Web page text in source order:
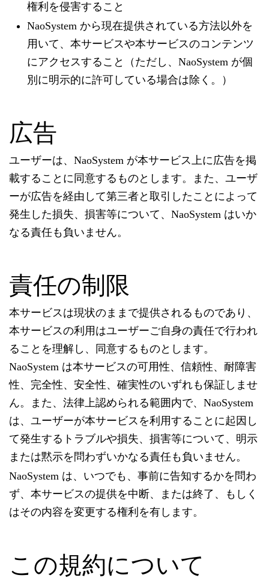
権利を侵害すること
NaoSystem から現在提供されている方法以外を
用いて、本サービスや本サービスのコンテンツ
にアクセスすること（ただし、NaoSystem が個
別に明示的に許可している場合は除く。）
広告
ユーザーは、NaoSystem が本サービス上に広告を掲
載することに同意するものとします。また、ユーザ
ーが広告を経由して第三者と取引したことによって
発生した損失、損害等について、NaoSystem はいか
なる責任も負いません。
責任の制限
本サービスは現状のままで提供されるものであり、
本サービスの利用はユーザーご自身の責任で行われ
ることを理解し、同意するものとします。
NaoSystem は本サービスの可用性、信頼性、耐障害
性、完全性、安全性、確実性のいずれも保証しませ
ん。また、法律上認められる範囲内で、NaoSystem
は、ユーザーが本サービスを利用することに起因し
て発生するトラブルや損失、損害等について、明示
または黙示を問わずいかなる責任も負いません。
NaoSystem は、いつでも、事前に告知するかを問わ
ず、本サービスの提供を中断、または終了、もしく
はその内容を変更する権利を有します。
この規約について